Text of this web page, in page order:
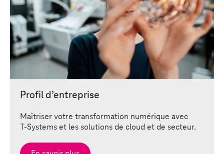
Profil d’entreprise
Maîtriser votre transformation numérique avec
T-Systems et les solutions de cloud et de secteur.